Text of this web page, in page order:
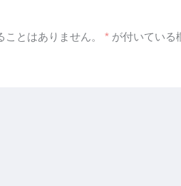
とはありません。 * が付いている